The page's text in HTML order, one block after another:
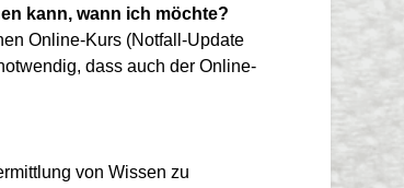
kann, wann ich möchte?
Online-Kurs (Notfall-Update
dass auch der Online-
von Wissen zu